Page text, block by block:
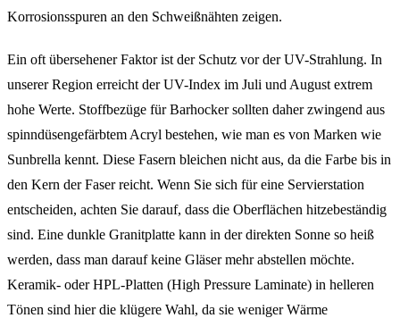
Korrosionsspuren an den Schweißnähten zeigen.
Ein oft übersehener Faktor ist der Schutz vor der UV-Strahlung. In
unserer Region erreicht der UV-Index im Juli und August extrem
hohe Werte. Stoffbezüge für Barhocker sollten daher zwingend aus
spinndüsengefärbtem Acryl bestehen, wie man es von Marken wie
Sunbrella kennt. Diese Fasern bleichen nicht aus, da die Farbe bis in
den Kern der Faser reicht. Wenn Sie sich für eine Servierstation
entscheiden, achten Sie darauf, dass die Oberflächen hitzebeständig
sind. Eine dunkle Granitplatte kann in der direkten Sonne so heiß
werden, dass man darauf keine Gläser mehr abstellen möchte.
Keramik- oder HPL-Platten (High Pressure Laminate) in helleren
Tönen sind hier die klügere Wahl, da sie weniger Wärme